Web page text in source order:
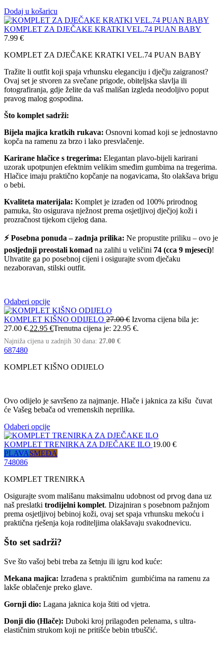
Dodaj u košaricu
KOMPLET ZA DJEČAKE KRATKI VEL.74 PUAN BABY
7.99 €
KOMPLET ZA DJEČAKE KRATKI VEL.74 PUAN BABY
Tražite li outfit koji spaja vrhunsku eleganciju i dječju zaigranost?
Ovaj set je stvoren za svečane prigode, obiteljska slavlja ili
fotografiranja, gdje želite da vaš mališan izgleda neodoljivo poput
pravog malog gospodina.
Što komplet sadrži:
Bijela majica kratkih rukava: Osnovni komad koji se jednostavno
kopča na ramenu za brzo i lako presvlačenje.
Karirane hlačice s tregerima: Elegantan plavo-bijeli karirani
uzorak upotpunjen efektnim velikim smeđim gumbima na tregerima.
Hlačice imaju praktično kopčanje na nogavicama, što olakšava brigu
o bebi.
Kvaliteta materijala: Komplet je izrađen od 100% prirodnog
pamuka, što osigurava nježnost prema osjetljivoj dječjoj koži i
prozračnost tijekom cijelog dana.
⚡ Posebna ponuda – zadnja prilika: Ne propustite priliku – ovo je
posljednji preostali komad na zalihi u veličini 74 (cca 9 mjeseci)!
Uhvatite ga po posebnoj cijeni i osigurajte svom dječaku
nezaboravan, stilski outfit.
Odaberi opcije
KOMPLET KIŠNO ODIJELO 27.00€ Izvorna cijena bila je:
27.00 €.22.95 €Trenutna cijena je: 22.95 €.
Najniža cijena u zadnjih 30 dana: 27.00 €
687480
KOMPLET KIŠNO ODIJELO
Ovo odijelo je savršeno za najmanje. Hlače i jaknica za kišu čuvat
će Vašeg bebača od vremenskih neprilika.
Odaberi opcije
KOMPLET TRENIRKA ZA DJEČAKE ILO 19.00 €
PLAVASMEĐA
748086
KOMPLET TRENIRKA
Osigurajte svom mališanu maksimalnu udobnost od prvog dana uz
naš preslatki trodijelni komplet. Dizajniran s posebnom pažnjom
prema osjetljivoj bebinoj koži, ovaj set spaja vrhunsku mekoću i
praktična rješenja koja roditeljima olakšavaju svakodnevicu.
Što set sadrži?
Sve što vašoj bebi treba za šetnju ili igru kod kuće:
Mekana majica: Izrađena s praktičnim gumbićima na ramenu za
lakše oblačenje preko glave.
Gornji dio: Lagana jaknica koja štiti od vjetra.
Donji dio (Hlače): Duboki kroj prilagođen pelenama, s ultra-
elastičnim strukom koji ne pritišće bebin trbuščić.